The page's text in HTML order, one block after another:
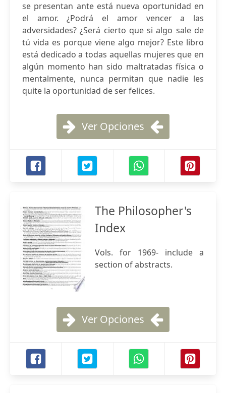
se presentan ante está nueva oportunidad en
el amor. ¿Podrá el amor vencer a las
adversidades? ¿Será cierto que si algo sale de
tú vida es porque viene algo mejor? Este libro
está dedicado a todas aquellas mujeres que en
algún momento han sido maltratadas física o
mentalmente, nunca permitan que nadie les
quite la oportunidad de ser felices.
Ver Opciones
The Philosopher's
Index
Vols. for 1969- include a
section of abstracts.
Ver Opciones